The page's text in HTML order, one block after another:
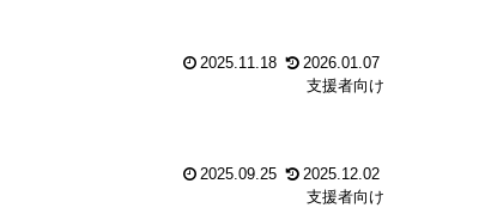
2025.11.18
2026.01.07
支援者向け
2025.09.25
2025.12.02
支援者向け